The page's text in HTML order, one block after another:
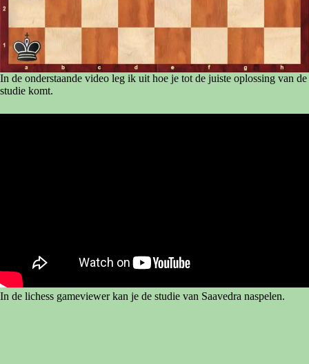
In de onderstaande video leg ik uit hoe je tot de juiste oplossing van de
studie komt.
In de lichess gameviewer kan je de studie van Saavedra naspelen.